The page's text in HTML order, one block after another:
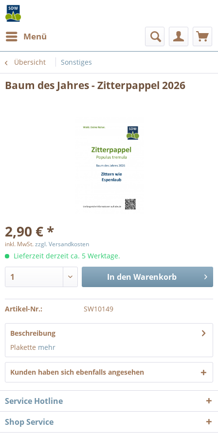
Menü
Übersicht Sonstiges
Baum des Jahres - Zitterpappel 2026
2,90 € *
inkl. MwSt.zzgl. Versandkosten
Lieferzeit derzeit ca. 5 Werktage.
In den Warenkorb
Artikel-Nr.: SW10149
Beschreibung
Plakette mehr
Kunden haben sich ebenfalls angesehen
Service Hotline
Shop Service